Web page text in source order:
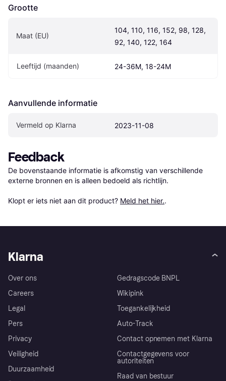
Grootte
Maat (EU)
104, 110, 116, 152, 98, 128,
92, 140, 122, 164
Leeftijd (maanden) 24-36M, 18-24M
Aanvullende informatie
Vermeld op Klarna 2023-11-08
Feedback
De bovenstaande informatie is afkomstig van verschillende
externe bronnen en is alleen bedoeld als richtlijn.
Klopt er iets niet aan dit product? Meld het hier..
Klarna
Over ons
Careers
Legal
Pers
Privacy
Veiligheid
Duurzaamheid
Gedragscode BNPL
Wikipink
Toegankelijkheid
Auto-Track
Contact opnemen met Klarna
Contactgegevens voor
autoriteiten
Raad van bestuur